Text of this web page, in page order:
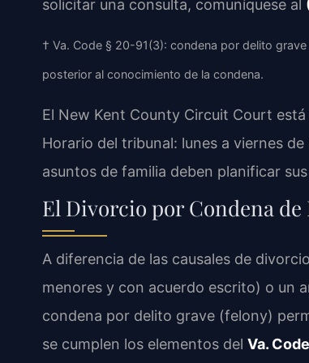
solicitar una consulta, comuníquese al
† Va. Code § 20-91(3): condena por delito
posterior al conocimiento de la condena.
El New Kent County Circuit Court
Horario del tribunal: lunes a viernes
asuntos de familia deben planificar
El Divorcio por Condena
A diferencia de las causales de
menores y con acuerdo escrito) o un
condena por delito grave (felony)
se cumplen los elementos del Va.